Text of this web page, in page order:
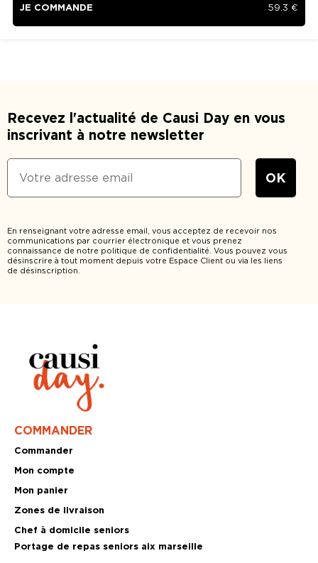
JE COMMANDE 59.3 €
Recevez l'actualité de Causi Day en vous
inscrivant à notre newsletter
En renseignant votre adresse email, vous acceptez de recevoir nos
communications par courrier électronique et vous prenez
connaissance de notre politique de confidentialité. Vous pouvez vous
désinscrire à tout moment depuis votre Espace Client ou via les liens
de désinscription.
COMMANDER
Commander
Mon compte
Mon panier
Zones de livraison
Chef à domicile seniors
Portage de repas seniors aix marseille